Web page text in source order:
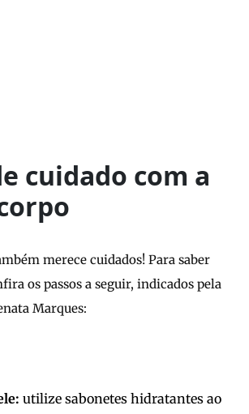
cuidado com a
merece cuidados! Para saber
os passos a seguir, indicados pela
Marques:
utilize sabonetes hidratantes ao